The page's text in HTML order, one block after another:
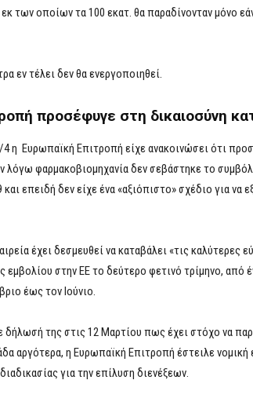
των οποίων τα 100 εκατ. θα παραδίνονταν μόνο
εν τέλει δεν θα ενεργοποιηθεί.
προσέφυγε στη δικαιοσύνη
η Ευρωπαϊκή Επιτροπή είχε ανακοινώσει ότι
λόγω φαρμακοβιομηχανία δεν σεβάστηκε το
επειδή δεν είχε ένα «αξιόπιστο» σχέδιο για να
έχει δεσμευθεί να καταβάλει «τις καλύτερες
εμβολίου στην ΕΕ το δεύτερο φετινό τρίμηνο, από
έως τον Ιούνιο.
δήλωσή της στις 12 Μαρτίου πως έχει στόχο να
αργότερα, η Ευρωπαϊκή Επιτροπή έστειλε νομική
για την επίλυση διενέξεων.